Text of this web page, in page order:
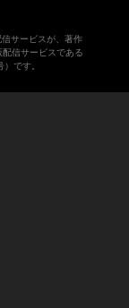
サービスが、著作
信サービスである
です。